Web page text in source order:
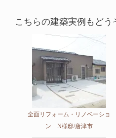
こちらの建築実例もどう
全面リフォーム・リノベーショ
ン N様邸/唐津市